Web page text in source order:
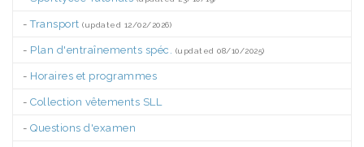
-Transport (updated 12/02/2026)
- Plan d'entraînements spéc. (updated 08/10/2025)
- Horaires et programmes
- Collection vêtements SLL
- Questions d'examen